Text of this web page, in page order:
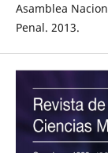
Asamblea
Penal. 2013.